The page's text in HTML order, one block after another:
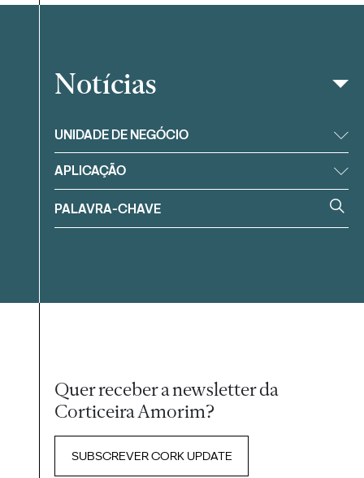
Filtrar
Notícias
UNIDADE DE NEGÓCIO
APLICAÇÃO
Quer receber a newsletter da
Corticeira Amorim?
SUBSCREVER CORK UPDATE